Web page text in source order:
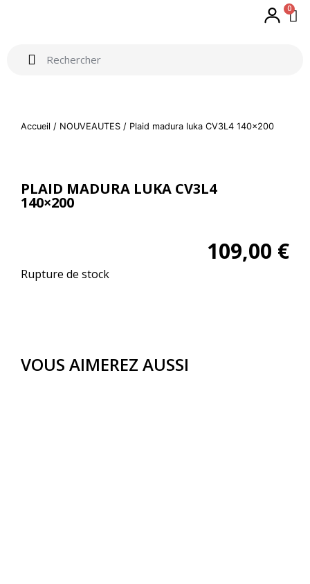
0
Accueil / NOUVEAUTES / Plaid madura luka CV3L4 140×200
PLAID MADURA LUKA CV3L4
140×200
109,00 €
Rupture de stock
VOUS AIMEREZ AUSSI